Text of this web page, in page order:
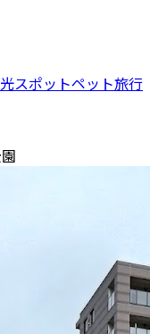
スポットペット旅行